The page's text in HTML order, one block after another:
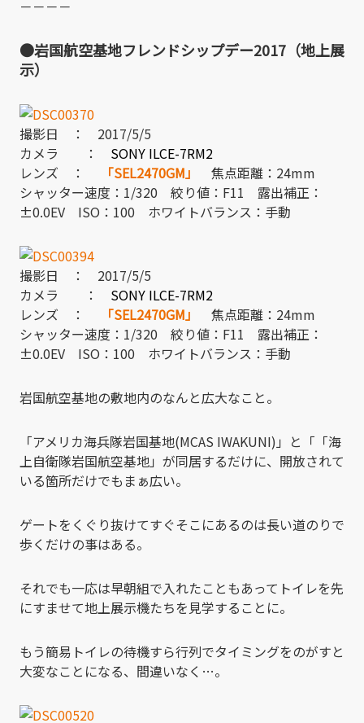
－－－－
●岩国航空基地フレンドシップデー2017（地上展
示）
撮影日 ： 2017/5/5
カメラ ： SONY ILCE-7RM2
レンズ ：
「SEL2470GM」
焦点距離：24mm
シャッター速度：1/320 絞り値：F11 露出補正：
±0.0EV ISO：100 ホワイトバランス：手動
撮影日 ： 2017/5/5
カメラ ： SONY ILCE-7RM2
レンズ ：
「SEL2470GM」
焦点距離：24mm
シャッター速度：1/320 絞り値：F11 露出補正：
±0.0EV ISO：100 ホワイトバランス：手動
岩国航空基地の敷地内のなんと広大なこと。
「アメリカ海兵隊岩国基地(MCAS IWAKUNI)」と「「海
上自衛隊岩国航空基地」が同居するだけに、開放されて
いる箇所だけでもまぁ広い。
ゲートをくぐり抜けてすぐそこにあるのは長い道のりで
歩くだけの事はある。
それでも一応は早朝組で入れたこともあってトイレを先
にすませて地上展示機たちを見学することに。
もう簡易トイレの待機すら行列でタイミングをのがすと
大変なことになる、間違いなく…。